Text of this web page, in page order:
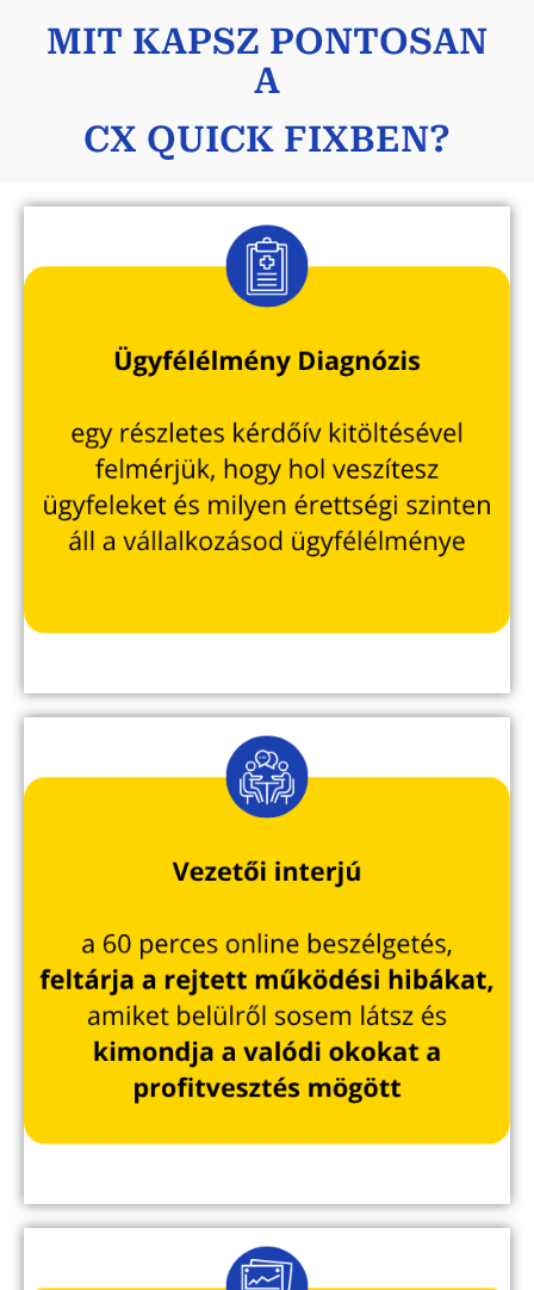
MIT KAPSZ PONTOSAN
A
CX QUICK FIXBEN?